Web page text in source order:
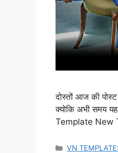
दोस्तों आज की
क्योकि अभी समय
Template New
Categories
VN